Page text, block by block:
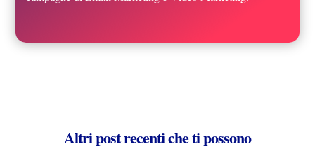
Altri post recenti che ti possono